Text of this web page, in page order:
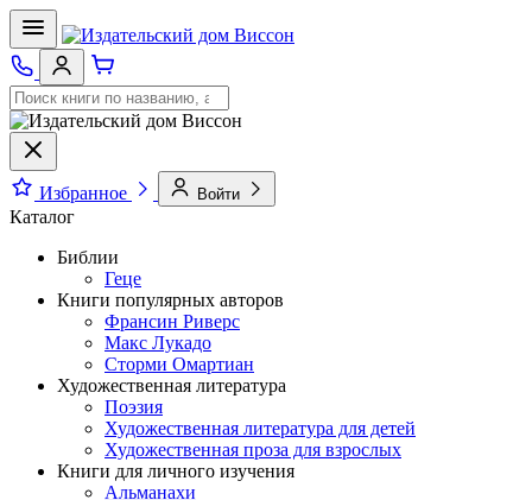
Избранное Войти
Каталог
Библии
Геце
Книги популярных авторов
Франсин Риверс
Макс Лукадо
Сторми Омартиан
Художественная литература
Поэзия
Художественная литература для детей
Художественная проза для взрослых
Книги для личного изучения
Альманахи